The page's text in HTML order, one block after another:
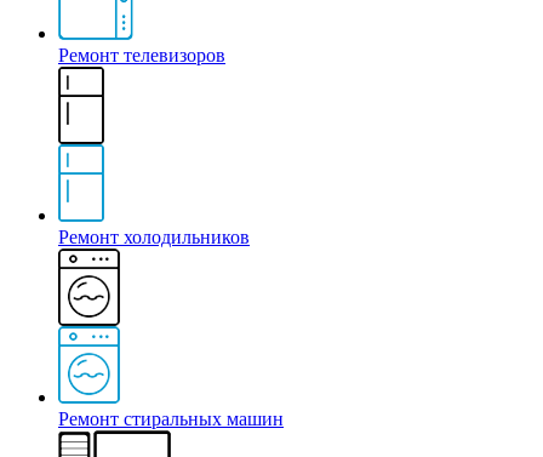
Ремонт телевизоров
Ремонт холодильников
Ремонт стиральных машин